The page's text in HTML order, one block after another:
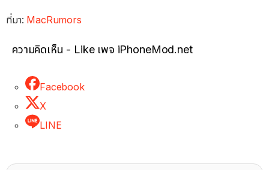
ที่มา: MacRumors
ความคิดเห็น - Like เพจ iPhoneMod.net
Facebook
X
LINE